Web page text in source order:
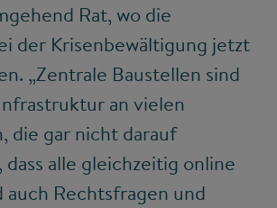
Rat, wo die
der Krisenbewältigung jetzt
„Zentrale Baustellen sind
an vielen
die gar nicht darauf
dass alle gleichzeitig online
auch Rechtsfragen und